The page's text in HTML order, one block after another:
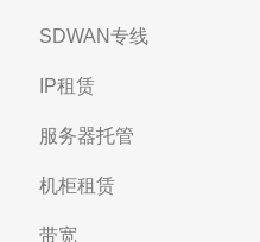
SDWAN专线
IP租赁
服务器托管
机柜租赁
带宽